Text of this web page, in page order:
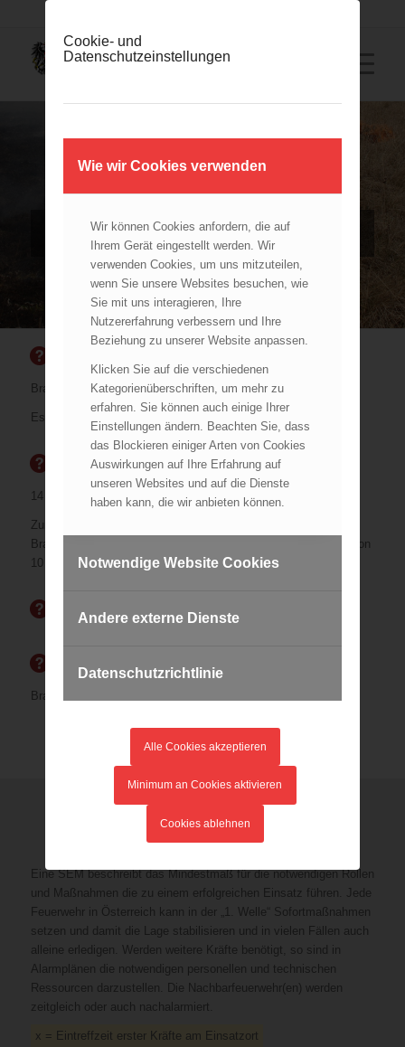
Cookie- und
Datenschutzeinstellungen
Wie wir Cookies verwenden
Wir können Cookies anfordern, die auf
Ihrem Gerät eingestellt werden. Wir
verwenden Cookies, um uns mitzuteilen,
wenn Sie unsere Websites besuchen, wie
Sie mit uns interagieren, Ihre
Nutzererfahrung verbessern und Ihre
Beziehung zu unserer Website anpassen.
Klicken Sie auf die verschiedenen
Kategorienüberschriften, um mehr zu
erfahren. Sie können auch einige Ihrer
Einstellungen ändern. Beachten Sie, dass
das Blockieren einiger Arten von Cookies
Auswirkungen auf Ihre Erfahrung auf
unseren Websites und auf die Dienste
haben kann, die wir anbieten können.
Notwendige Website Cookies
Andere externe Dienste
Datenschutzrichtlinie
Alle Cookies akzeptieren
Minimum an Cookies aktivieren
Cookies ablehnen
FLURBRAND
BRAND VON WIESEN UND FLUREN, FRONTLäNGE MAX
40 M (SEM02)
Brand von Wiesen und Fluren.
Es ist eine Frontlänge von max. 40 m betroffen.
EIGENE LAGE
14 Funktionen werden benötigt.
Zur Verhinderung der Brandausbreitung und für die
Brandbekämpfung sind mind. 200 l/min über eine Zeitspanne von
10 Minuten erforderlich.
ALLGEMEINE LAGE
EINSATZZIEL
Brandbekämpfung mit einem Rohr
Eine SEM beschreibt das Mindestmaß für die notwendigen Rollen
und Maßnahmen die zu einem erfolgreichen Einsatz führen. Jede
Feuerwehr in Österreich kann in der „1. Welle“ Sofortmaßnahmen
setzen und damit die Lage stabilisieren und in vielen Fällen auch
alleine erledigen. Werden weitere Kräfte benötigt, so sind in
Alarmplänen die notwendigen personellen und technischen
Ressourcen darzustellen. Die Nachbarfeuerwehr(en) werden
zeitgleich oder auch nachalarmiert.
x = Eintreffzeit erster Kräfte am Einsatzort